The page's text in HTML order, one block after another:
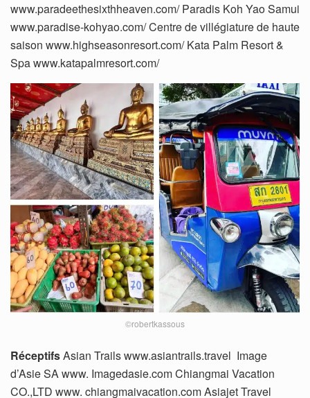
www.paradeethesixthheaven.com/ Paradis Koh Yao Samui
www.paradise-kohyao.com/ Centre de villégiature de haute
saison www.highseasonresort.com/ Kata Palm Resort &
Spa www.katapalmresort.com/
©robertkassous
RéceptifsAsian Trails www.asiantrails.travel Image
d’Asie SA www. Imagedasie.com Chiangmai Vacation
CO.,LTD www. chiangmaivacation.com Asiajet Travel